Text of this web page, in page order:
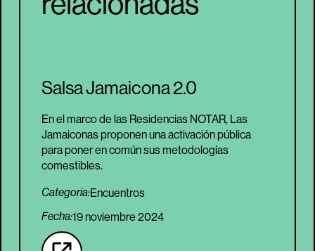
Salsa Jamaicona 2.0
En el marco de las Residencias NOTAR, Las
Jamaiconas proponen una activación pública
para poner en común sus metodologías
comestibles.
Categoria:Encuentros
Fecha:19 noviembre 2024